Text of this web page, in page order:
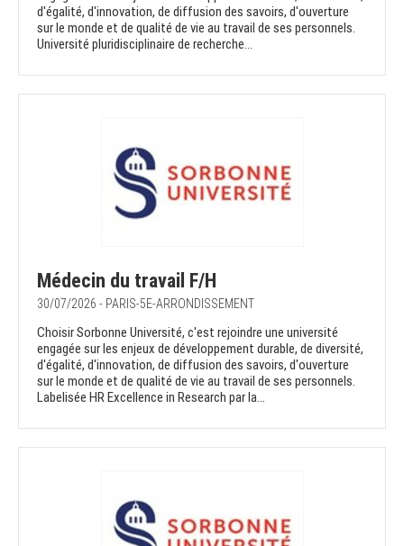
d'égalité, d'innovation, de diffusion des savoirs, d'ouverture
sur le monde et de qualité de vie au travail de ses personnels.
Université pluridisciplinaire de recherche...
Médecin du travail F/H
30/07/2026 - PARIS-5E-ARRONDISSEMENT
Choisir Sorbonne Université, c'est rejoindre une université
engagée sur les enjeux de développement durable, de diversité,
d'égalité, d'innovation, de diffusion des savoirs, d'ouverture
sur le monde et de qualité de vie au travail de ses personnels.
Labelisée HR Excellence in Research par la...